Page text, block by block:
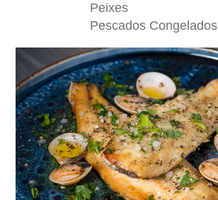
Peixes
Pescados Congelados